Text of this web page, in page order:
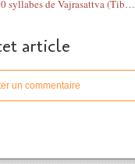
Mantra (audio) de 100 syllabes de Vajrasattva (Tibétain)
article
un commentaire